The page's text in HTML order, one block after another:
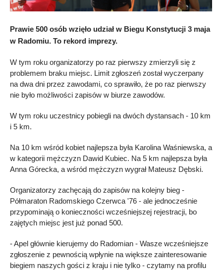
Prawie 500 osób wzięło udział w Biegu Konstytucji 3 maja
w Radomiu. To rekord imprezy.
W tym roku organizatorzy po raz pierwszy zmierzyli się z
problemem braku miejsc. Limit zgłoszeń został wyczerpany
na dwa dni przez zawodami, co sprawiło, że po raz pierwszy
nie było możliwości zapisów w biurze zawodów.
W tym roku uczestnicy pobiegli na dwóch dystansach - 10 km
i 5 km.
Na 10 km wśród kobiet najlepsza była Karolina Waśniewska, a
w kategorii mężczyzn Dawid Kubiec. Na 5 km najlepsza była
Anna Górecka, a wśród mężczyzn wygrał Mateusz Dębski.
Organizatorzy zachęcają do zapisów na kolejny bieg -
Półmaraton Radomskiego Czerwca '76 - ale jednocześnie
przypominają o konieczności wcześniejszej rejestracji, bo
zajętych miejsc jest już ponad 500.
- Apel głównie kierujemy do Radomian - Wasze wcześniejsze
zgłoszenie z pewnością wpłynie na większe zainteresowanie
biegiem naszych gości z kraju i nie tylko - czytamy na profilu